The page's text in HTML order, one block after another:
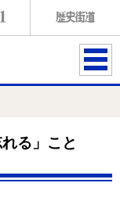
ME
る」こと